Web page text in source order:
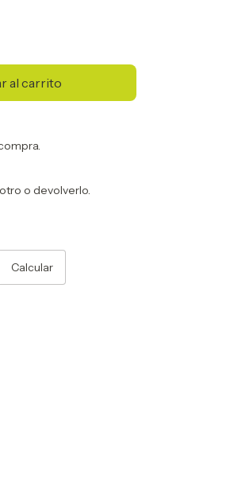
o devolverlo.
Calcular